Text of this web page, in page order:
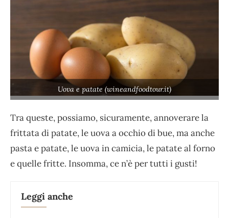
Uova e patate (wineandfoodtour.it)
Tra queste, possiamo, sicuramente, annoverare la
frittata di patate, le uova a occhio di bue, ma anche
pasta e patate, le uova in camicia, le patate al forno
e quelle fritte. Insomma, ce n’è per tutti i gusti!
Leggi anche